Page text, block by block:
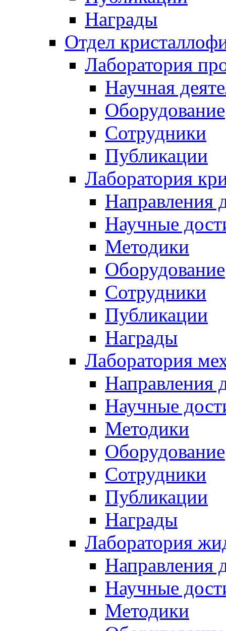
Награды
Отдел
Лаборатория
Научная
Оборудование
Сотрудники
Публикации
Лаборатория
Направления
Научные
Методики
Оборудование
Сотрудники
Публикации
Награды
Лаборатория
Направления
Научные
Методики
Оборудование
Сотрудники
Публикации
Награды
Лаборатория
Направления
Научные
Методики